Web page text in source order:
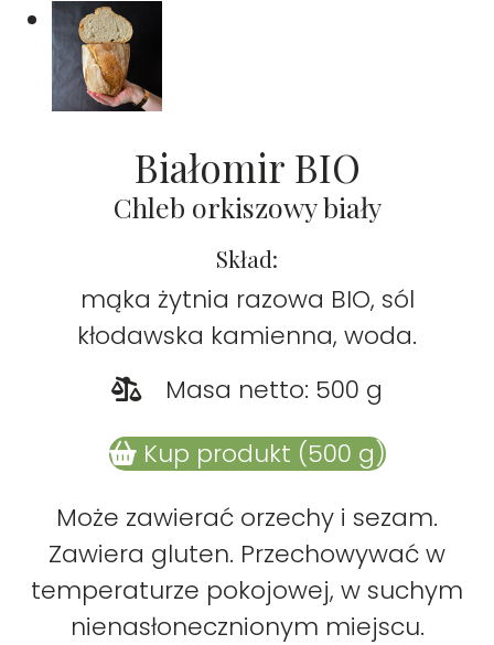
Białomir BIO
Chleb orkiszowy biały
Skład:
mąka żytnia razowa BIO, sól
kłodawska kamienna, woda.
Masa netto: 500 g
Kup produkt (500 g)
Może zawierać orzechy i sezam.
Zawiera gluten. Przechowywać w
temperaturze pokojowej, w suchym
nienasłonecznionym miejscu.